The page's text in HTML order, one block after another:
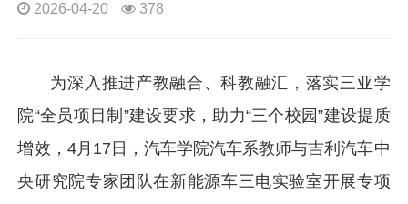
2026-04-20 378
为深入推进产教融合、科教融汇，落实三亚学
院“全员项目制”建设要求，助力“三个校园”建设提质
增效，4月17日，汽车学院汽车系教师与吉利汽车中
央研究院专家团队在新能源车三电实验室开展专项